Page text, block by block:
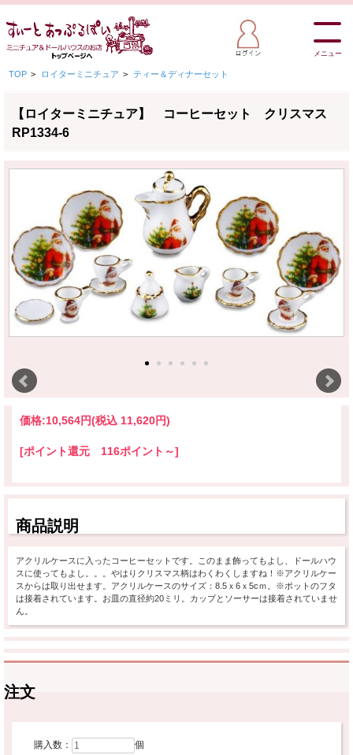
メニュー
TOP > ロイターミニチュア > ティー＆ディナーセット
【ロイターミニチュア】 コーヒーセット クリスマス
RP1334-6
価格:10,564円(税込 11,620円)
[ポイント還元 116ポイント～]
商品説明
アクリルケースに入ったコーヒーセットです。このまま飾ってもよし、ドールハウ
スに使ってもよし。。。やはりクリスマス柄はわくわくしますね！※アクリルケー
スからは取り出せます。アクリルケースのサイズ：8.5ｘ6ｘ5cｍ。※ポットのフタ
は接着されています。お皿の直径約20ミリ。カップとソーサーは接着されていませ
ん。
注文
購入数： 個